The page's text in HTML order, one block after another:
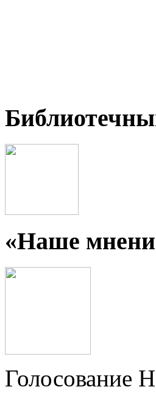
«Наше
Голосование